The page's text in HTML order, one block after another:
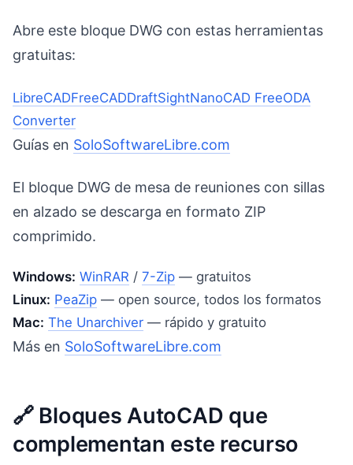
Abre este bloque DWG con estas herramientas
gratuitas:
LibreCADFreeCADDraftSightNanoCAD FreeODA
Converter
Guías en SoloSoftwareLibre.com
El bloque DWG de mesa de reuniones con sillas
en alzado se descarga en formato ZIP
comprimido.
Windows: WinRAR / 7-Zip — gratuitos
Linux: PeaZip — open source, todos los formatos
Mac: The Unarchiver — rápido y gratuito
Más en SoloSoftwareLibre.com
🔗 Bloques AutoCAD que
complementan este recurso